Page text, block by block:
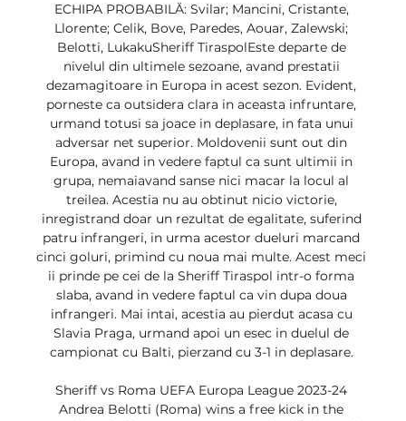
ECHIPA PROBABILĂ: Svilar; Mancini, Cristante,
Llorente; Celik, Bove, Paredes, Aouar, Zalewski;
Belotti, LukakuSheriff TiraspolEste departe de
nivelul din ultimele sezoane, avand prestatii
dezamagitoare in Europa in acest sezon. Evident,
porneste ca outsidera clara in aceasta infruntare,
urmand totusi sa joace in deplasare, in fata unui
adversar net superior. Moldovenii sunt out din
Europa, avand in vedere faptul ca sunt ultimii in
grupa, nemaiavand sanse nici macar la locul al
treilea. Acestia nu au obtinut nicio victorie,
inregistrand doar un rezultat de egalitate, suferind
patru infrangeri, in urma acestor dueluri marcand
cinci goluri, primind cu noua mai multe. Acest meci
ii prinde pe cei de la Sheriff Tiraspol intr-o forma
slaba, avand in vedere faptul ca vin dupa doua
infrangeri. Mai intai, acestia au pierdut acasa cu
Slavia Praga, urmand apoi un esec in duelul de
campionat cu Balti, pierzand cu 3-1 in deplasare.
Sheriff vs Roma UEFA Europa League 2023-24
Andrea Belotti (Roma) wins a free kick in the